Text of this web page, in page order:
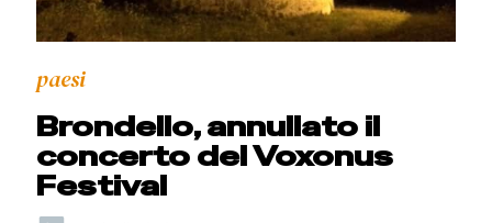
paesi
Brondello, annullato il
concerto del Voxonus
Festival